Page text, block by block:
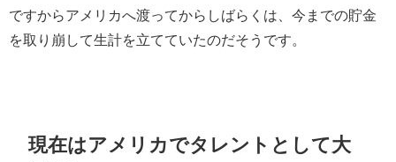
ですからアメリカへ渡ってからしばらくは、今までの貯金
を取り崩して生計を立てていたのだそうです。
現在はアメリカでタレントとして大